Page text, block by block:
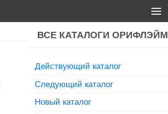
ВСЕ КАТАЛОГИ ОРИФЛЭЙМ
Действующий каталог
Следующий каталог
Новый каталог